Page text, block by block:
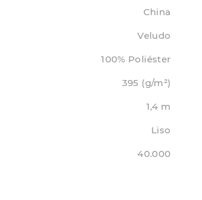
China
Veludo
100% Poliéster
395 (g/m²)
1,4 m
Liso
40.000